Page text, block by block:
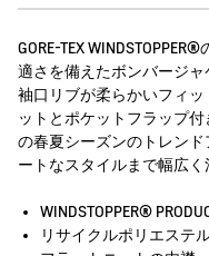
GORE-TEX
適さを備えたボンバージ
袖口リブが柔らかいフィ
ットとポケットフラップ
の春夏シーズンのトレン
ートなスタイルまで幅広く
WINDSTOPPER®
リサイクルポリエステ